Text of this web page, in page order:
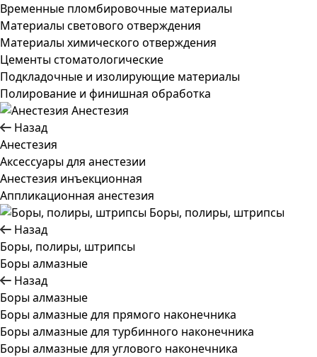
Временные пломбировочные материалы
Материалы светового отверждения
Материалы химического отверждения
Цементы стоматологические
Подкладочные и изолирующие материалы
Полирование и финишная обработка
Анестезия
Назад
Анестезия
Аксессуары для анестезии
Анестезия инъекционная
Аппликационная анестезия
Боры, полиры, штрипсы
Назад
Боры, полиры, штрипсы
Боры алмазные
Назад
Боры алмазные
Боры алмазные для прямого наконечника
Боры алмазные для турбинного наконечника
Боры алмазные для углового наконечника